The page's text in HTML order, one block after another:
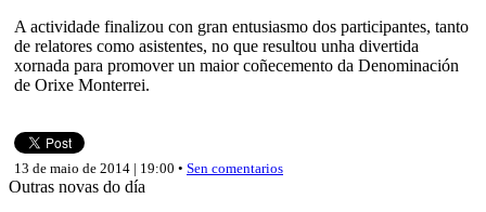
A actividade finalizou con gran entusiasmo dos participantes, tanto
de relatores como asistentes, no que resultou unha divertida
xornada para promover un maior coñecemento da Denominación
de Orixe Monterrei.
13 de maio de 2014 | 19:00 • Sen comentarios
Outras novas do día